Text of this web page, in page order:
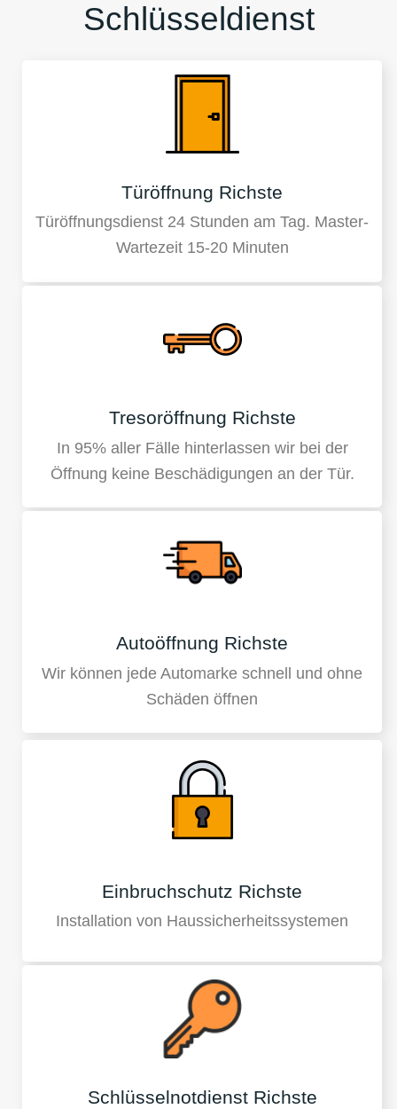
Schlüsseldienst
Türöffnung Richste
Türöffnungsdienst 24 Stunden am Tag. Master-
Wartezeit 15-20 Minuten
Tresoröffnung Richste
In 95% aller Fälle hinterlassen wir bei der
Öffnung keine Beschädigungen an der Tür.
Autoöffnung Richste
Wir können jede Automarke schnell und ohne
Schäden öffnen
Einbruchschutz Richste
Installation von Haussicherheitssystemen
Schlüsselnotdienst Richste